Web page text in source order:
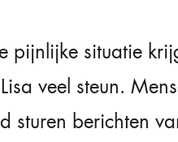
pijnlijke situatie
veel steun.
sturen berichten